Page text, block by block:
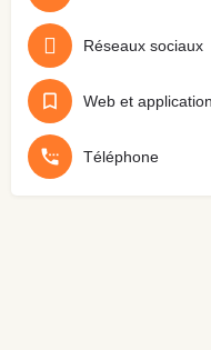
Réseaux sociaux
Téléphone